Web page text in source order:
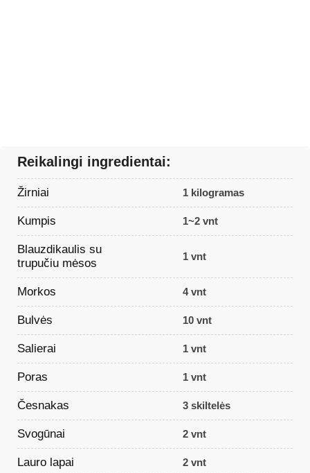
Reikalingi ingredientai:
Žirniai 1 kilogramas
Kumpis 1~2 vnt
Blauzdikaulis su
trupučiu mėsos
1 vnt
Morkos 4 vnt
Bulvės 10 vnt
Salierai 1 vnt
Poras 1 vnt
Česnakas 3 skiltelės
Svogūnai 2 vnt
Lauro lapai 2 vnt